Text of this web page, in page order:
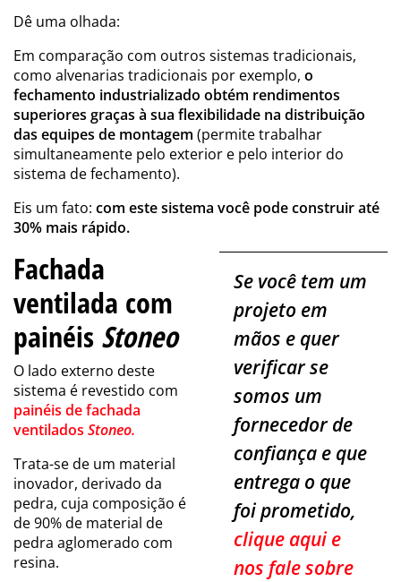
Dê uma olhada:
Em comparação com outros sistemas tradicionais,
como alvenarias tradicionais por exemplo, o
fechamento industrializado obtém rendimentos
superiores graças à sua flexibilidade na distribuição
das equipes de montagem (permite trabalhar
simultaneamente pelo exterior e pelo interior do
sistema de fechamento).
Eis um fato: com este sistema você pode construir até
30% mais rápido.
Se você tem um
projeto em
mãos e quer
verificar se
somos um
fornecedor de
confiança e que
entrega o que
foi prometido,
clique aqui e
nos fale sobre
Fachada
ventilada com
painéis Stoneo
O lado externo deste
sistema é revestido com
painéis de fachada
ventilados Stoneo.
Trata-se de um material
inovador, derivado da
pedra, cuja composição é
de 90% de material de
pedra aglomerado com
resina.